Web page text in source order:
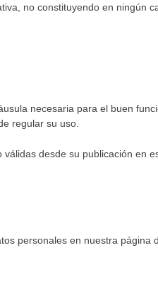
no constituyendo en ningún
necesaria para el buen
regular su uso.
desde su publicación en
personales en nuestra página